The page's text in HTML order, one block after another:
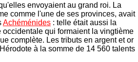
envoyaient au grand roi. La
comme l'une de ses provinces, avait
Achéménides : telle était aussi la
qui formaient la vingtième
complète. Les tributs en argent et or
à la somme de 14 560 talents